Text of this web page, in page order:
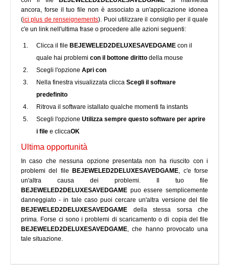
ancora, forse il tuo file non è associato a un'applicazione idonea
(ici plus de renseignements). Puoi utilizzare il consiglio per il quale
c'e un link nell'ultima frase o procedere alle azioni seguenti:
Clicca il file BEJEWELED2DELUXESAVEDGAME con il
quale hai problemi con il bottone diritto della mouse
Scegli l'opzione Apri con
Nella finestra visualizzata clicca Scegli il software
predefinito
Ritrova il software istallato qualche momenti fa instants
Scegli l'opzione Utilizza sempre questo software per aprire
i file e cliccaOK
Ultima opportunità
In caso che nessuna opzione presentata non ha riuscito con i
problemi del file
BEJEWELED2DELUXESAVEDGAME, c'e forse
un'altra causa dei problemi. Il tuo file
BEJEWELED2DELUXESAVEDGAME puo essere semplicemente
danneggiato - in tale caso puoi cercare un'altra versione del file
BEJEWELED2DELUXESAVEDGAME della stessa sorsa che
prima. Forse ci sono i problemi di scaricamento o di copia del file
BEJEWELED2DELUXESAVEDGAME, che hanno provocato una
tale situazione.